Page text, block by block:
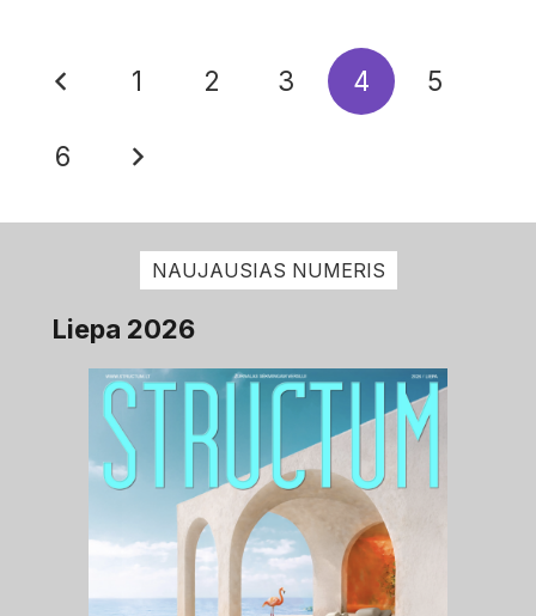
1 2 3 4 5
6
NAUJAUSIAS NUMERIS
Liepa 2026